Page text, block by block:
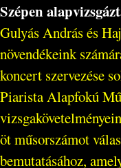
Szépen
Gulyás András és
növendékeink
koncert szervezése
Piarista Alapfokú
öt műsorszámot
bemutatásához,